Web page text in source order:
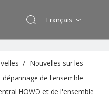
Français
/ Nouvelles sur les
de l'ensemble
HOWO et de l'ensemble